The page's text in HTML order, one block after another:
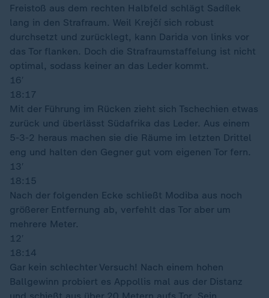
Freistoß aus dem rechten Halbfeld schlägt Sadílek
lang in den Strafraum. Weil Krejčí sich robust
durchsetzt und zurücklegt, kann Darida von links vor
das Tor flanken. Doch die Strafraumstaffelung ist nicht
optimal, sodass keiner an das Leder kommt.
16′
18:17
Mit der Führung im Rücken zieht sich Tschechien etwas
zurück und überlässt Südafrika das Leder. Aus einem
5-3-2 heraus machen sie die Räume im letzten Drittel
eng und halten den Gegner gut vom eigenen Tor fern.
13′
18:15
Nach der folgenden Ecke schließt Modiba aus noch
größerer Entfernung ab, verfehlt das Tor aber um
mehrere Meter.
12′
18:14
Gar kein schlechter Versuch! Nach einem hohen
Ballgewinn probiert es Appollis mal aus der Distanz